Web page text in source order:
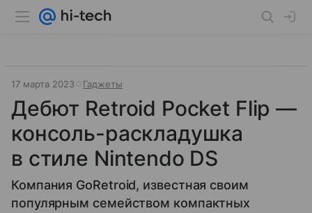
17 марта 2023 Гаджеты
Дебют Retroid Pocket Flip —
консоль-раскладушка
в стиле Nintendo DS
Компания GoRetroid, известная своим
популярным семейством компактных